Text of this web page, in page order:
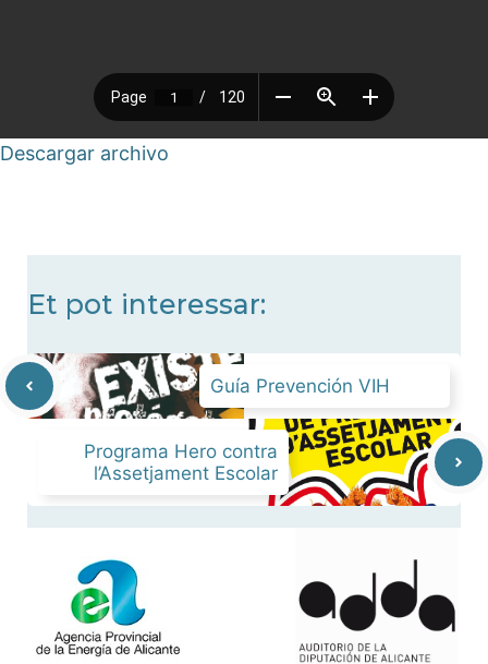
Descargar archivo
Et pot interessar:
Guía Prevención VIH
Programa Hero contra
l’Assetjament Escolar